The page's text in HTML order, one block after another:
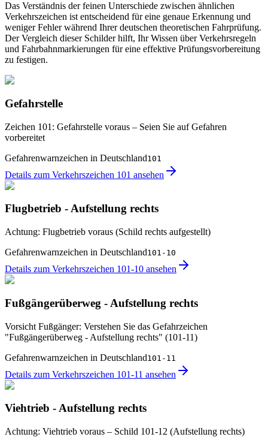
Das Verständnis der feinen Unterschiede zwischen ähnlichen
Verkehrszeichen ist entscheidend für eine genaue Erkennung und
weniger Fehler während Ihrer deutschen theoretischen Fahrprüfung.
Der Vergleich dieser Schilder hilft, Ihr Wissen über Verkehrsregeln
und Fahrbahnmarkierungen für eine effektive Prüfungsvorbereitung
zu festigen.
Gefahrstelle
Zeichen 101: Gefahrstelle voraus – Seien Sie auf Gefahren
vorbereitet
Gefahrenwarnzeichen in Deutschland101
Details zum Verkehrszeichen 101 ansehen
Flugbetrieb - Aufstellung rechts
Achtung: Flugbetrieb voraus (Schild rechts aufgestellt)
Gefahrenwarnzeichen in Deutschland101-10
Details zum Verkehrszeichen 101-10 ansehen
Fußgängerüberweg - Aufstellung rechts
Vorsicht Fußgänger: Verstehen Sie das Gefahrzeichen
"Fußgängerüberweg - Aufstellung rechts" (101-11)
Gefahrenwarnzeichen in Deutschland101-11
Details zum Verkehrszeichen 101-11 ansehen
Viehtrieb - Aufstellung rechts
Achtung: Viehtrieb voraus – Schild 101-12 (Aufstellung rechts)